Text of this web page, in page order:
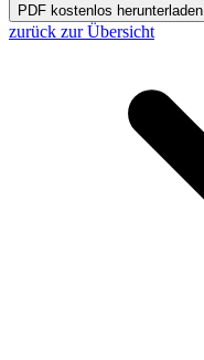
PDF kostenlos herunterladen
zurück zur Übersicht